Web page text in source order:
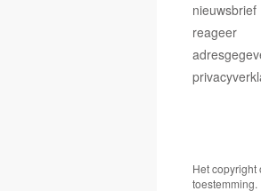
nieuwsbrief
reageer
Het
toestemming.